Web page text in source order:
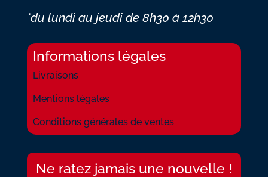
*du lundi au jeudi de 8h30 à 12h30
Informations légales
Livraisons
Mentions légales
Conditions générales de ventes
Ne ratez jamais une nouvelle !